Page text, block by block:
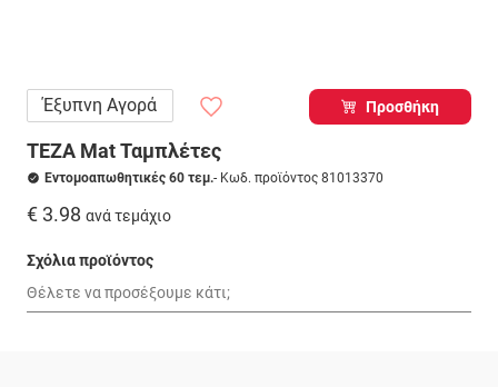
Έξυπνη Αγορά Προσθήκη
TEZA Mat Ταμπλέτες
Εντομοαπωθητικές 60 τεμ.- Κωδ. προϊόντος 81013370
€ 3.98 ανά τεμάχιο
Σχόλια προϊόντος